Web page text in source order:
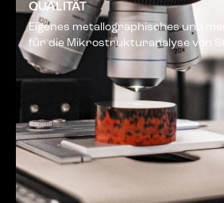
QUALITÄT
Eigenes metallographisches und
für die Mikrostrukturanalyse von